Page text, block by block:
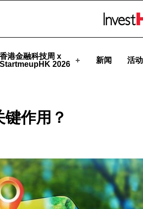
香港金融科技周 x
StartmeupHK 2026
新闻 活动
作用？